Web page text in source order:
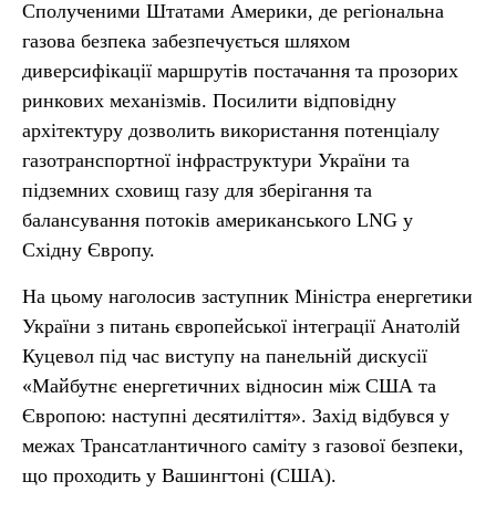
Сполученими Штатами Америки, де регіональна
газова безпека забезпечується шляхом
диверсифікації маршрутів постачання та прозорих
ринкових механізмів. Посилити відповідну
архітектуру дозволить використання потенціалу
газотранспортної інфраструктури України та
підземних сховищ газу для зберігання та
балансування потоків американського LNG у
Східну Європу.
На цьому наголосив заступник Міністра енергетики
України з питань європейської інтеграції Анатолій
Куцевол під час виступу на панельній дискусії
«Майбутнє енергетичних відносин між США та
Європою: наступні десятиліття». Захід відбувся у
межах Трансатлантичного саміту з газової безпеки,
що проходить у Вашингтоні (США).